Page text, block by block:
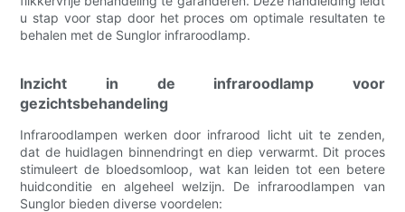
u stap voor stap door het proces om optimale resultaten te
behalen met de Sunglor infraroodlamp.
Inzicht in de infraroodlamp voor
gezichtsbehandeling
Infraroodlampen werken door infrarood licht uit te zenden,
dat de huidlagen binnendringt en diep verwarmt. Dit proces
stimuleert de bloedsomloop, wat kan leiden tot een betere
huidconditie en algeheel welzijn. De infraroodlampen van
Sunglor bieden diverse voordelen: